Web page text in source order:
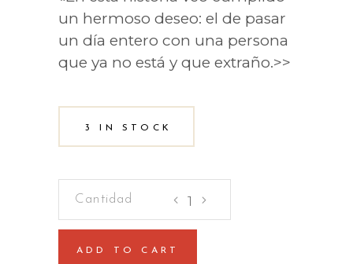
un hermoso deseo: el de pasar
un día entero con una persona
que ya no está y que extraño.>>
3 IN STOCK
quantity
ADD TO CART